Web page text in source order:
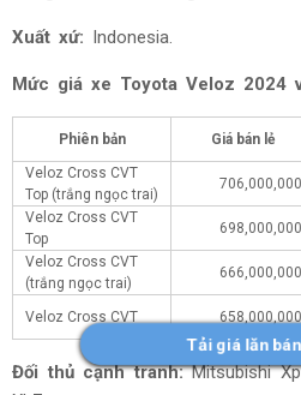
Xuất xứ: Indonesia.
Mức giá xe Toyota Veloz 2024
Phiên bản Giá bán lẻ
Veloz Cross CVT
Top (trắng ngọc trai)
706,000,000
Veloz Cross CVT
Top
698,000,000
Veloz Cross CVT
(trắng ngọc trai)
666,000,000
Veloz Cross CVT
658,000,000
Đối thủ cạnh tranh: Mitsubishi
Tải giá lăn